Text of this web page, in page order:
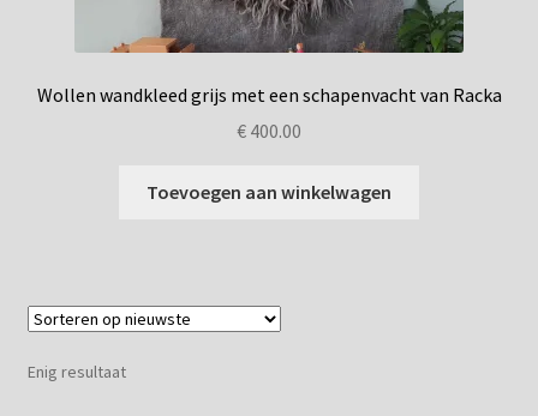
Wollen wandkleed grijs met een schapenvacht van Racka
€ 400.00
Toevoegen aan winkelwagen
Enig resultaat